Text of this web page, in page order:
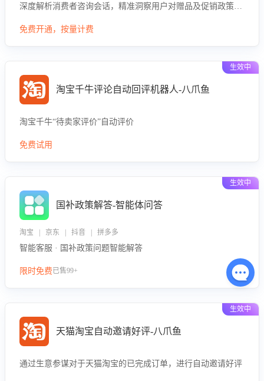
深度解析消费者咨询会话，精准洞察用户对赠品及促销政策的
求，帮助企业制定个性化赠品组合策略，优化资源投放并淘汰
免费开通，按量计费
生效中
淘宝千牛评论自动回评机器人-八爪鱼
淘宝千牛“待卖家评价”自动评价
免费试用
生效中
国补政策解答-智能体问答
淘宝 | 京东 | 抖音 | 拼多多
智能客服 · 国补政策问题智能解答
限时免费已售99+
生效中
天猫淘宝自动邀请好评-八爪鱼
通过生意参谋对于天猫淘宝的已完成订单，进行自动邀请好评